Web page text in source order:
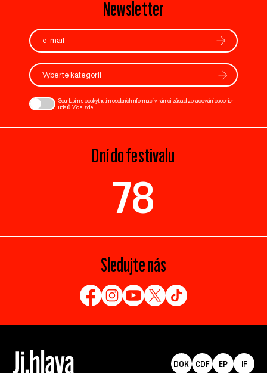
Newsletter
Vyberte kategorii
Souhlasím s poskytnutím osobních informací v rámci zásad zpracování osobních
údajů. Více zde
Dní do festivalu
78
Sledujte nás
DOK CDF EP IF